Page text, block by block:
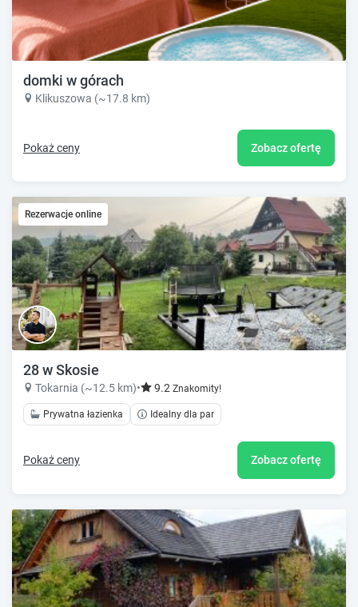
domki w górach
Klikuszowa (~17.8 km)
Pokaż ceny Zobacz ofertę
Rezerwacje online
28 w Skosie
Tokarnia (~12.5 km)• 9.2 Znakomity!
Prywatna łazienka Idealny dla par
Pokaż ceny Zobacz ofertę